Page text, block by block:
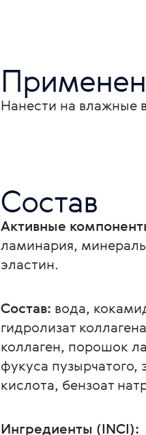
Нанести на влажные
Состав
Активные
ламинария,
эластин.
Состав: вода,
гидролизат
коллаген, порошок
фукуса
кислота, бензоат
Ингредиенты (INCI):